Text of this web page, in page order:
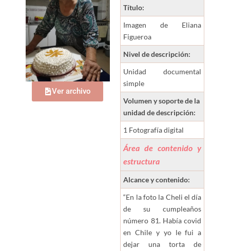
Ver archivo
Título:
Imagen de Eliana
Figueroa
Nivel de descripción:
Unidad documental
simple
Volumen y soporte de la
unidad de descripción:
1 Fotografía digital
Área de contenido y
estructura
Alcance y contenido:
“En la foto la Cheli el día
de su cumpleaños
número 81. Había covid
en Chile y yo le fui a
dejar una torta de